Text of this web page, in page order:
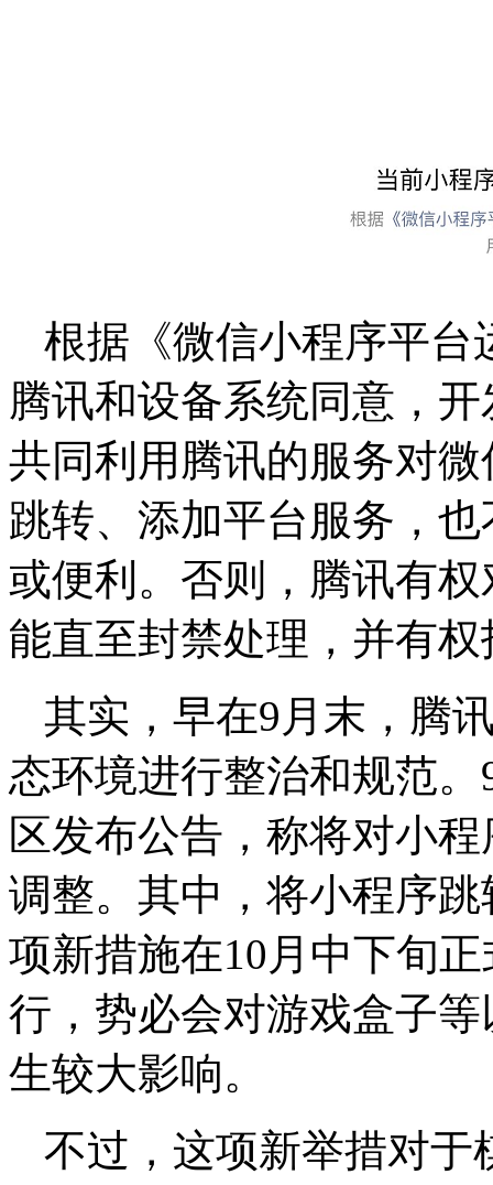
根据《微信小程序平台
腾讯和设备系统同意，
共同利用腾讯的服务对
跳转、添加平台服务，
或便利。否则，腾讯有
能直至封禁处理，并有
其实，早在9月末，腾
态环境进行整治和规范
区发布公告，称将对小
调整。其中，将小程序
项新措施在10月中下旬
行，势必会对游戏盒子
生较大影响。
不过，这项新举措对于